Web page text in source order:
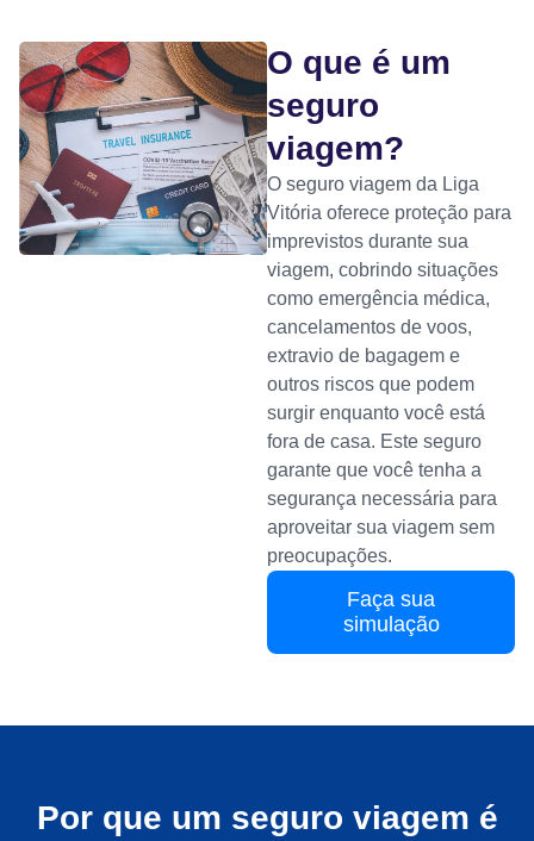
O que é um
seguro
viagem?
O seguro viagem da Liga
Vitória oferece proteção para
imprevistos durante sua
viagem, cobrindo situações
como emergência médica,
cancelamentos de voos,
extravio de bagagem e
outros riscos que podem
surgir enquanto você está
fora de casa. Este seguro
garante que você tenha a
segurança necessária para
aproveitar sua viagem sem
preocupações.
Faça sua
simulação
Por que um seguro viagem é